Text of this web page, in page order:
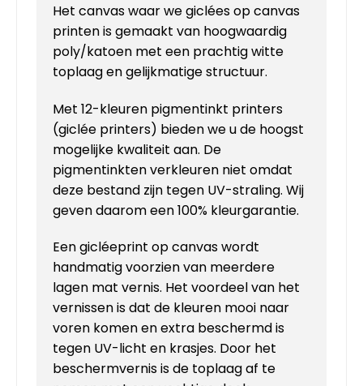
Het canvas waar we giclées op canvas
printen is gemaakt van hoogwaardig
poly/katoen met een prachtig witte
toplaag en gelijkmatige structuur.
Met 12-kleuren pigmentinkt printers
(giclée printers) bieden we u de hoogst
mogelijke kwaliteit aan. De
pigmentinkten verkleuren niet omdat
deze bestand zijn tegen UV-straling. Wij
geven daarom een 100% kleurgarantie.
Een gicléeprint op canvas wordt
handmatig voorzien van meerdere
lagen mat vernis. Het voordeel van het
vernissen is dat de kleuren mooi naar
voren komen en extra beschermd is
tegen UV-licht en krasjes. Door het
beschermvernis is de toplaag af te